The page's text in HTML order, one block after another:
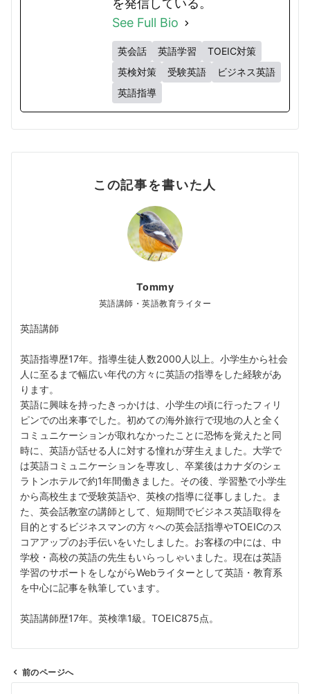
を発信している。
See Full Bio
英会話 英語学習
TOEIC対策
英検対策
受験英語
ビジネス英語
英語指導
この記事を書いた人
Tommy
英語講師・英語教育ライター
英語講師
英語指導歴17年。指導生徒人数2000人以上。小学生から社会
人に至るまで幅広い年代の方々に英語の指導をした経験があ
ります。
英語に興味を持ったきっかけは、小学生の頃に行ったフィリ
ピンでの出来事でした。初めての海外旅行で現地の人と全く
コミュニケーションが取れなかったことに恐怖を覚えたと同
時に、英語が話せる人に対する憧れが芽生えました。大学で
は英語コミュニケーションを専攻し、卒業後はカナダのシェ
ラトンホテルで約1年間働きました。その後、学習塾で小学生
から高校生まで受験英語や、英検の指導に従事しました。ま
た、英会話教室の講師として、短期間でビジネス英語取得を
目的とするビジネスマンの方々への英会話指導やTOEICのス
コアアップのお手伝いをいたしました。お客様の中には、中
学校・高校の英語の先生もいらっしゃいました。現在は英語
学習のサポートをしながらWebライターとして英語・教育系
を中心に記事を執筆しています。
英語講師歴17年。英検準1級。TOEIC875点。
前のページへ